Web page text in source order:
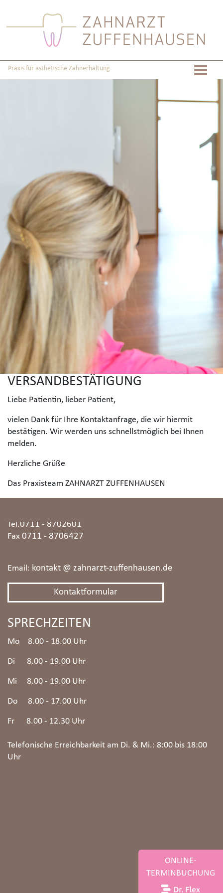
Praxis für ästhetische Zahnerhaltung
VERSANDBESTÄTIGUNG
Liebe Patientin, lieber Patient,
vielen Dank für Ihre Kontaktanfrage, die wir hiermit
bestätigen. Wir werden uns schnellstmöglich bei Ihnen
melden.
Herzliche Grüße
Das Praxisteam ZAHNARZT ZUFFENHAUSEN
Tel.0711 - 8702601
Fax 0711 - 8706427
Email: kontakt @ zahnarzt-zuffenhausen.de
Kontaktformular
SPRECHZEITEN
Mo 8.00 - 18.00 Uhr
Di 8.00 - 19.00 Uhr
Mi 8.00 - 19.00 Uhr
Do 8.00 - 17.00 Uhr
Fr 8.00 - 12.30 Uhr
Telefonische Erreichbarkeit am Di. & Mi.: 8:00 bis 18:00
Uhr
ONLINE-
TERMINBUCHUNG